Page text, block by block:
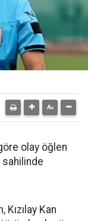
olay öğlen
Kan